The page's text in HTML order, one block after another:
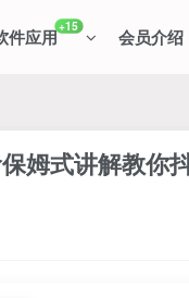
件应用+15 会员介绍
姆式讲解教你